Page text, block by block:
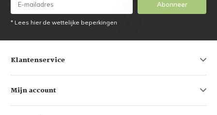
Abonneer
* Lees hier de wettelijke beperkingen
Klantenservice
Mijn account